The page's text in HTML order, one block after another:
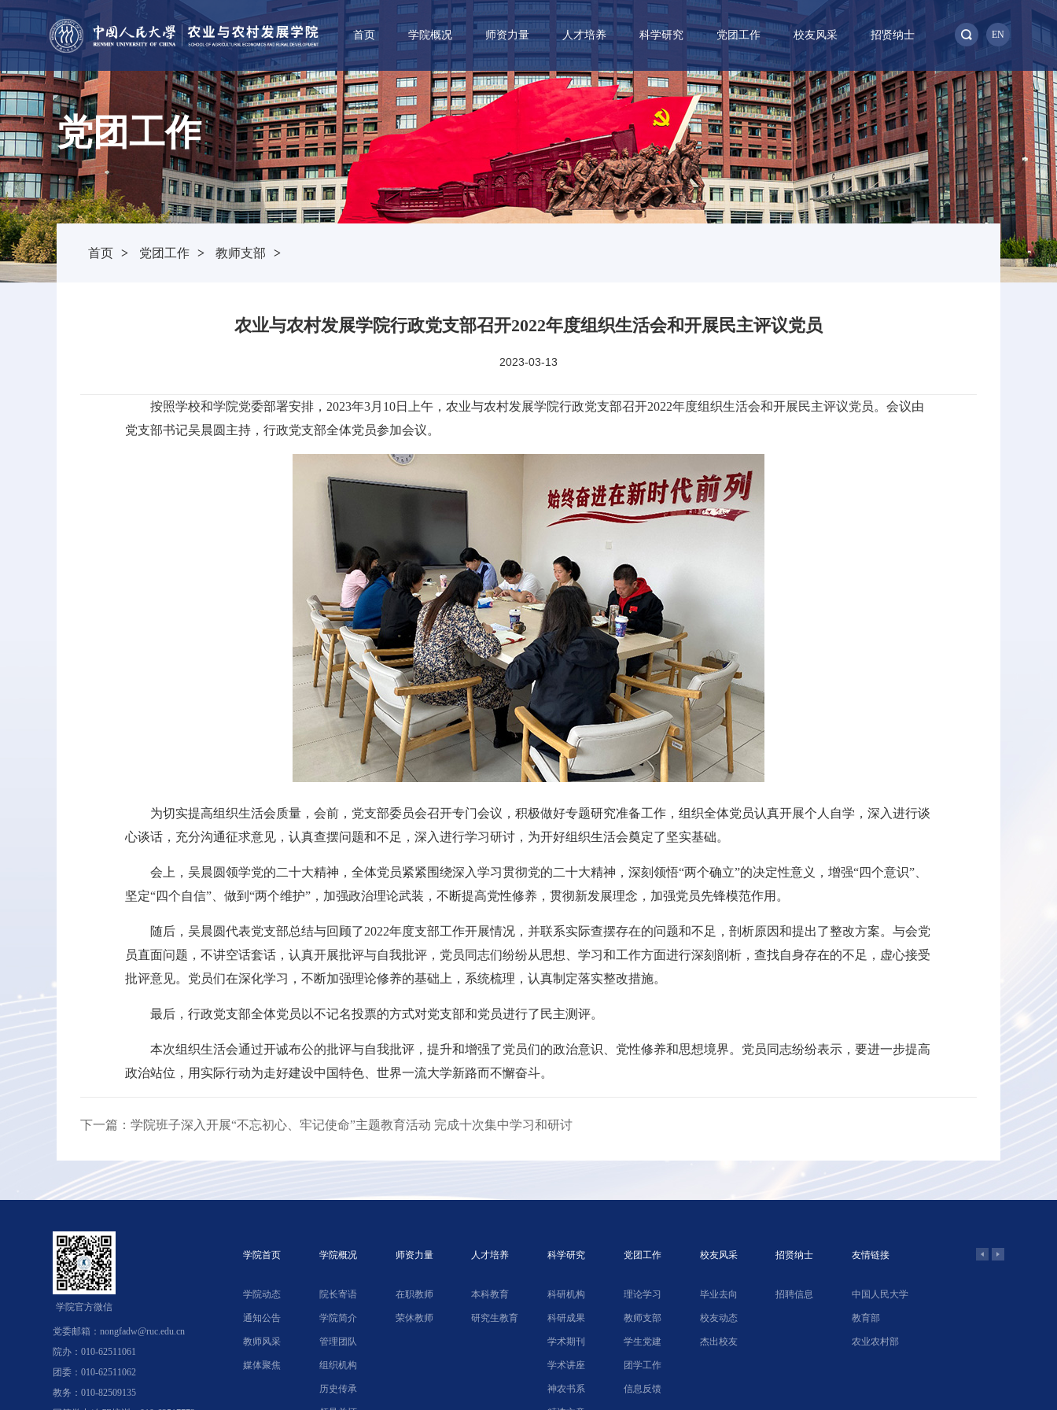
首页 学院概况 师资力量 人才培养 科学研究 党团工作 校友风采 招贤纳士 EN
党团工作
首页 > 党团工作 > 教师支部 >
农业与农村发展学院行政党支部召开2022年度组织生活会和开展民主评议党员
2023-03-13
按照学校和学院党委部署安排，2023年3月10日上午，农业与农村发展学院行政党支部召开2022年度组织生活会和开展民主评议党员。会议由
党支部书记吴晨圆主持，行政党支部全体党员参加会议。
为切实提高组织生活会质量，会前，党支部委员会召开专门会议，积极做好专题研究准备工作，组织全体党员认真开展个人自学，深入进行谈
心谈话，充分沟通征求意见，认真查摆问题和不足，深入进行学习研讨，为开好组织生活会奠定了坚实基础。
会上，吴晨圆领学党的二十大精神，全体党员紧紧围绕深入学习贯彻党的二十大精神，深刻领悟“两个确立”的决定性意义，增强“四个意识”、
坚定“四个自信”、做到“两个维护”，加强政治理论武装，不断提高党性修养，贯彻新发展理念，加强党员先锋模范作用。
随后，吴晨圆代表党支部总结与回顾了2022年度支部工作开展情况，并联系实际查摆存在的问题和不足，剖析原因和提出了整改方案。与会党
员直面问题，不讲空话套话，认真开展批评与自我批评，党员同志们纷纷从思想、学习和工作方面进行深刻剖析，查找自身存在的不足，虚心接受
批评意见。党员们在深化学习，不断加强理论修养的基础上，系统梳理，认真制定落实整改措施。
最后，行政党支部全体党员以不记名投票的方式对党支部和党员进行了民主测评。
本次组织生活会通过开诚布公的批评与自我批评，提升和增强了党员们的政治意识、党性修养和思想境界。党员同志纷纷表示，要进一步提高
政治站位，用实际行动为走好建设中国特色、世界一流大学新路而不懈奋斗。
下一篇：学院班子深入开展“不忘初心、牢记使命”主题教育活动 完成十次集中学习和研讨
学院官方微信
党委邮箱：nongfadw@ruc.edu.cn
院办：010-62511061
团委：010-62511062
教务：010-82509135
学院首页
学院动态
通知公告
教师风采
媒体聚焦
学院概况
院长寄语
学院简介
管理团队
组织机构
历史传承
师资力量
在职教师
荣休教师
人才培养
本科教育
研究生教育
科学研究
科研机构
科研成果
学术期刊
学术讲座
神农书系
党团工作
理论学习
教师支部
学生党建
团学工作
信息反馈
校友风采
毕业去向
校友动态
杰出校友
招贤纳士
招聘信息
友情链接
中国人民大学
教育部
农业农村部